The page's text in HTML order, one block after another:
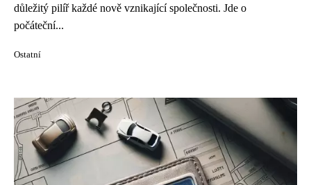
důležitý pilíř každé nově vznikající společnosti. Jde o
počáteční...
Ostatní